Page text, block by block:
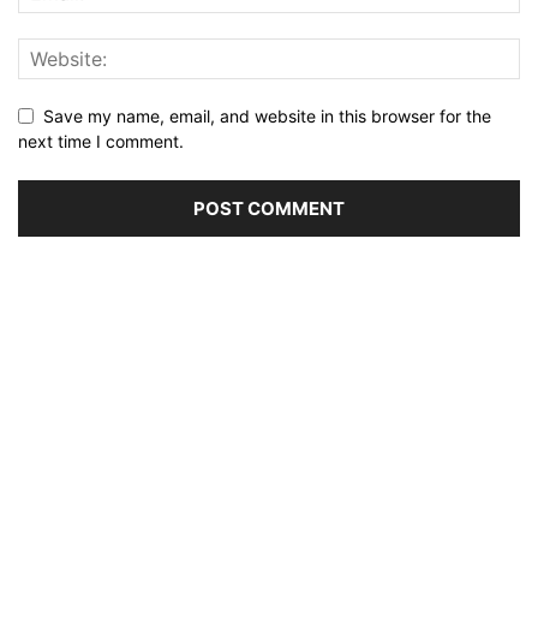
Save my name, email, and website in this browser for the
next time I comment.